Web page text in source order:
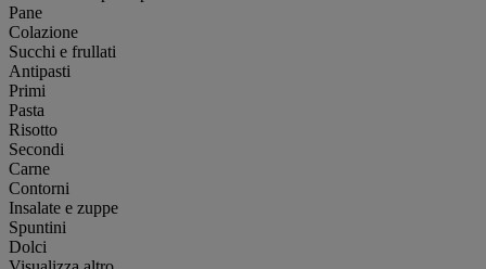
Pane
Colazione
Succhi e frullati
Antipasti
Primi
Pasta
Risotto
Secondi
Carne
Contorni
Insalate e zuppe
Spuntini
Dolci